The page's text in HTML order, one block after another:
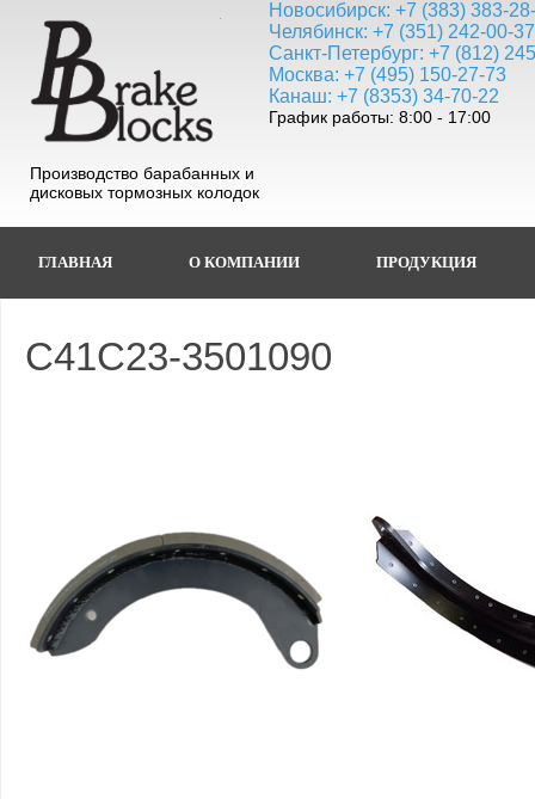
Производство барабанных и
дисковых тормозных колодок
Новосибирск: +7 (383) 383-
Челябинск: +7 (351) 242-00-37
Санкт-Петербург: +7 (812)
Москва: +7 (495) 150-27-73
Канаш: +7 (8353) 34-70-22
График работы: 8:00 - 17:00
ГЛАВНАЯ О КОМПАНИИ ПРОДУКЦИЯ
C41C23-3501090